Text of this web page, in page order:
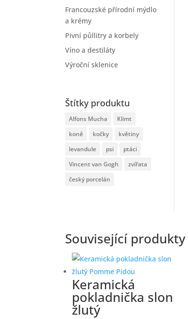
Francouzské přírodní mýdlo
a krémy
Pivní půllitry a korbely
Víno a destiláty
Výroční sklenice
Štítky produktu
Alfons Mucha
Klimt
koně
kočky
květiny
levandule
psi
ptáci
Vincent van Gogh
zvířata
český porcelán
Související produkty
Keramická
pokladnička slon
žlutý